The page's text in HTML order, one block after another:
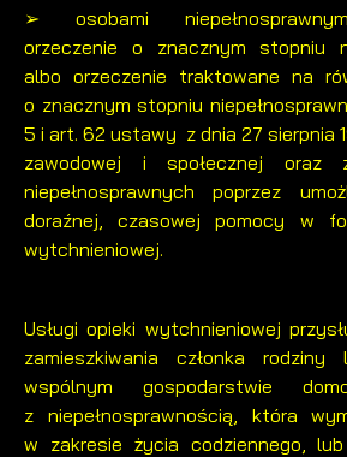
➢ osobami
orzeczenie o znacznym stopniu
albo orzeczenie traktowane na
o znacznym stopniu
5 i art. 62 ustawy z dnia 27 sierpnia
zawodowej i społecznej oraz
niepełnosprawnych poprzez
doraźnej, czasowej pomocy w
wytchnieniowej.
Usługi opieki wytchnieniowej
zamieszkiwania członka
wspólnym gospodarstwie
z niepełnosprawnością, która
w zakresie życia codziennego,
charakterze pośredników
postaci wiadomości, ofert, komunikatów
społecznościowych.